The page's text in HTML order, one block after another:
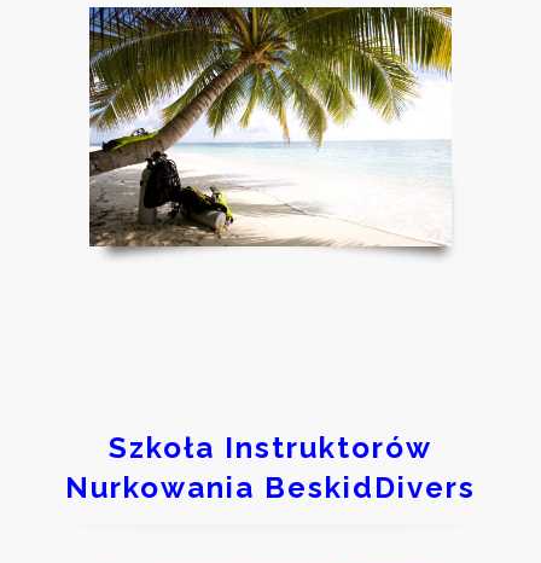
Szkoła Instruktorów
Nurkowania BeskidDivers